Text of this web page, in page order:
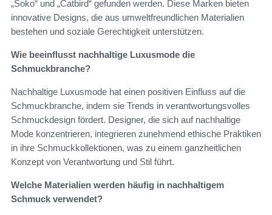
„Soko“ und „Catbird“ gefunden werden. Diese Marken bieten
innovative Designs, die aus umweltfreundlichen Materialien
bestehen und soziale Gerechtigkeit unterstützen.
Wie beeinflusst nachhaltige Luxusmode die
Schmuckbranche?
Nachhaltige Luxusmode hat einen positiven Einfluss auf die
Schmuckbranche, indem sie Trends in verantwortungsvolles
Schmuckdesign fördert. Designer, die sich auf nachhaltige
Mode konzentrieren, integrieren zunehmend ethische Praktiken
in ihre Schmuckkollektionen, was zu einem ganzheitlichen
Konzept von Verantwortung und Stil führt.
Welche Materialien werden häufig in nachhaltigem
Schmuck verwendet?